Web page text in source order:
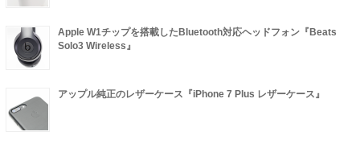
Apple W1チップを搭載したBluetooth対応ヘッドフォン『Beats
Solo3 Wireless』
アップル純正のレザーケース『iPhone 7 Plus レザーケース』